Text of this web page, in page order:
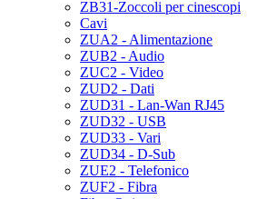
ZB31-Zoccoli per cinescopi
Cavi
ZUA2 - Alimentazione
ZUB2 - Audio
ZUC2 - Video
ZUD2 - Dati
ZUD31 - Lan-Wan RJ45
ZUD32 - USB
ZUD33 - Vari
ZUD34 - D-Sub
ZUE2 - Telefonico
ZUF2 - Fibra